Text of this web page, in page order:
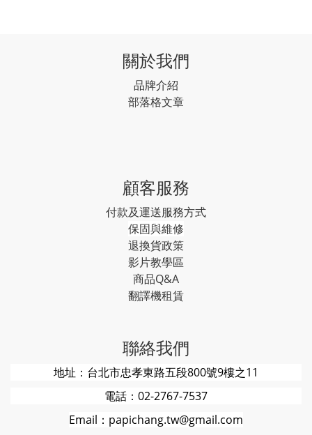
關於我們
品牌介紹
部落格文章
顧客服務
付款及運送服務方式
保固與維修
退換貨政策
影片教學區
商品Q&A
翻譯機租賃
聯絡我們
地址：台北市忠孝東路五段800號9樓之11
電話：02-2767-7537
Email：papichang.tw@gmail.com